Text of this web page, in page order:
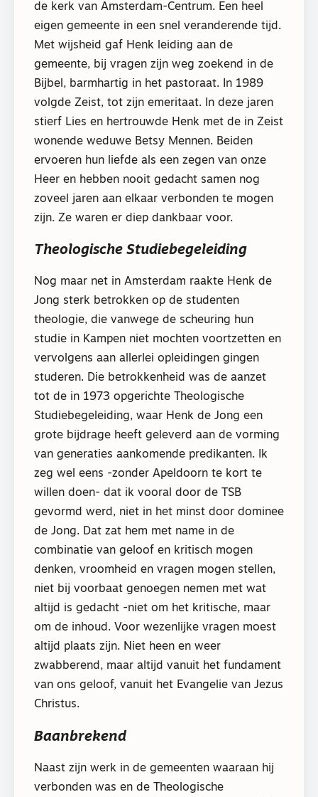
de kerk van Amsterdam-Centrum. Een heel
eigen gemeente in een snel veranderende tijd.
Met wijsheid gaf Henk leiding aan de
gemeente, bij vragen zijn weg zoekend in de
Bijbel, barmhartig in het pastoraat. In 1989
volgde Zeist, tot zijn emeritaat. In deze jaren
stierf Lies en hertrouwde Henk met de in Zeist
wonende weduwe Betsy Mennen. Beiden
ervoeren hun liefde als een zegen van onze
Heer en hebben nooit gedacht samen nog
zoveel jaren aan elkaar verbonden te mogen
zijn. Ze waren er diep dankbaar voor.
Theologische Studiebegeleiding
Nog maar net in Amsterdam raakte Henk de
Jong sterk betrokken op de studenten
theologie, die vanwege de scheuring hun
studie in Kampen niet mochten voortzetten en
vervolgens aan allerlei opleidingen gingen
studeren. Die betrokkenheid was de aanzet
tot de in 1973 opgerichte Theologische
Studiebegeleiding, waar Henk de Jong een
grote bijdrage heeft geleverd aan de vorming
van generaties aankomende predikanten. Ik
zeg wel eens -zonder Apeldoorn te kort te
willen doen- dat ik vooral door de TSB
gevormd werd, niet in het minst door dominee
de Jong. Dat zat hem met name in de
combinatie van geloof en kritisch mogen
denken, vroomheid en vragen mogen stellen,
niet bij voorbaat genoegen nemen met wat
altijd is gedacht -niet om het kritische, maar
om de inhoud. Voor wezenlijke vragen moest
altijd plaats zijn. Niet heen en weer
zwabberend, maar altijd vanuit het fundament
van ons geloof, vanuit het Evangelie van Jezus
Christus.
Baanbrekend
Naast zijn werk in de gemeenten waaraan hij
verbonden was en de Theologische